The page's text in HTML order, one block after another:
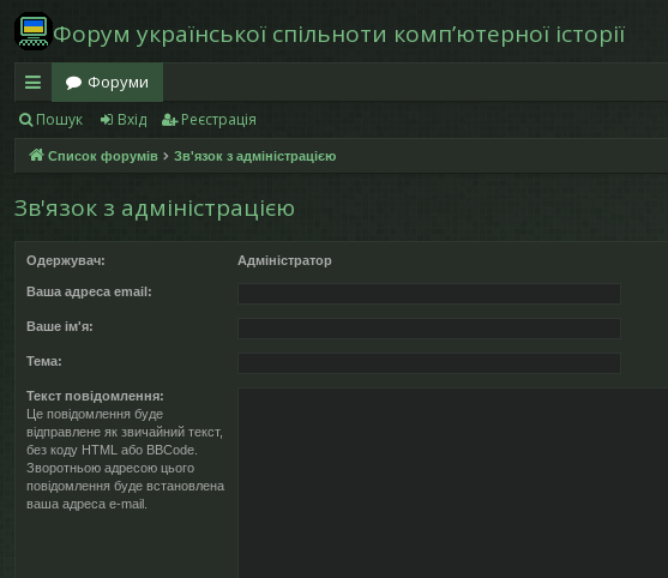
Форум української спільноти компʼютерної історії
в
и
дк
д
ос
ту
п
Форуми
Пошук Вхід Реєстрація
Список форумів Зв'язок з адміністрацією
Зв'язок з адміністрацією
Одержувач: Адміністратор
Ваша адреса email:
Ваше ім'я:
Тема:
Текст повідомлення:
Це повідомлення буде
відправлене як звичайний текст,
без коду HTML або BBCode.
Зворотньою адресою цього
повідомлення буде встановлена
ваша адреса e-mail.